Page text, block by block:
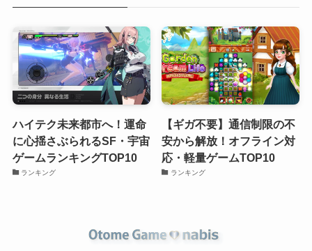
ハイテク未来都市へ！運命
に心揺さぶられるSF・宇宙
ゲームランキングTOP10
ランキング
【ギガ不要】通信制限の不
安から解放！オフライン対
応・軽量ゲームTOP10
ランキング